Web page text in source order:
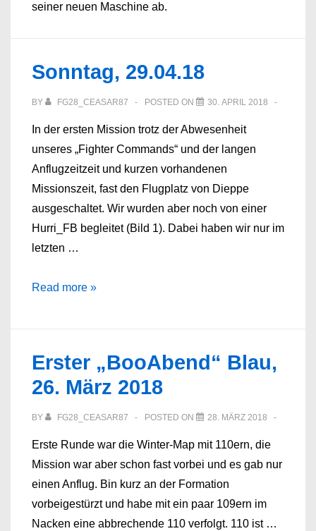
seiner neuen Maschine ab.
Sonntag, 29.04.18
BY FG28_CEASAR87 POSTED ON 30. APRIL 2018
In der ersten Mission trotz der Abwesenheit
unseres „Fighter Commands“ und der langen
Anflugzeitzeit und kurzen vorhandenen
Missionszeit, fast den Flugplatz von Dieppe
ausgeschaltet. Wir wurden aber noch von einer
Hurri_FB begleitet (Bild 1). Dabei haben wir nur im
letzten …
Sonntag,
Read more »
Erster „BooAbend“ Blau,
26. März 2018
BY FG28_CEASAR87 POSTED ON 28. MÄRZ 2018
Erste Runde war die Winter-Map mit 110ern, die
Mission war aber schon fast vorbei und es gab nur
einen Anflug. Bin kurz an der Formation
vorbeigestürzt und habe mit ein paar 109ern im
Nacken eine abbrechende 110 verfolgt. 110 ist …